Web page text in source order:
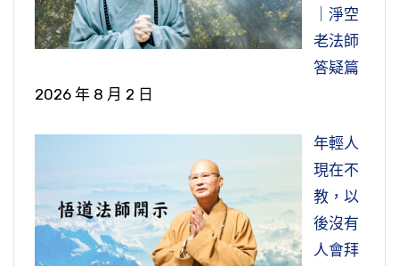
｜淨空
老法師
答疑篇
2026 年 8 月 2 日
年輕人
現在不
教，以
後沒有
人會拜